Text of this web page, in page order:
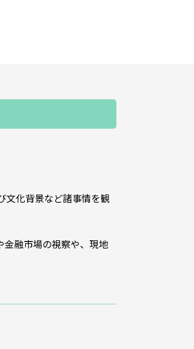
文化背景など諸事情を観
融市場の視察や、現地